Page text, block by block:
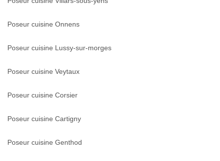
Poseur cuisine Onnens
Poseur cuisine Lussy-sur-morges
Poseur cuisine Veytaux
Poseur cuisine Corsier
Poseur cuisine Cartigny
Poseur cuisine Genthod